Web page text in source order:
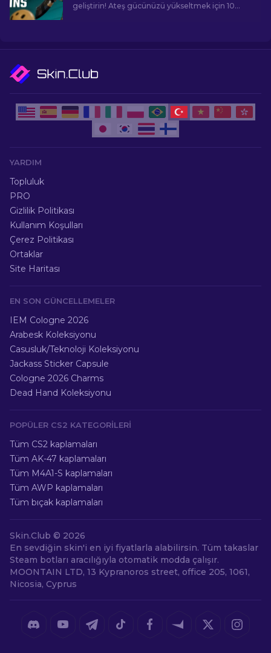
geliştirin! Ateş gücünüzü yükseltmek için 10
YARDIM
Topluluk
PRO
Gizlilik Politikası
Kullanım Koşulları
Çerez Politikası
Ortaklar
Site Haritası
EN SON GÜNCELLEMELER
IEM Cologne 2026
Arabesk Koleksiyonu
Casusluk/Teknoloji Koleksiyonu
Jackass Sticker Capsule
Cologne 2026 Charms
Dead Hand Koleksiyonu
POPÜLER CS2 KATEGORILERI
Tüm CS2 kaplamaları
Tüm AK-47 kaplamaları
Tüm M4A1-S kaplamaları
Tüm AWP kaplamaları
Tüm bıçak kaplamaları
Skin.Club © 2026
En sevdiğin skin'i en iyi fiyatlarla alabilirsin. Tüm takaslar
Steam botları aracılığıyla otomatik modda çalışır.
MOONTAIN LTD, 13 Kypranoros street, office 205, 1061,
Nicosia, Cyprus